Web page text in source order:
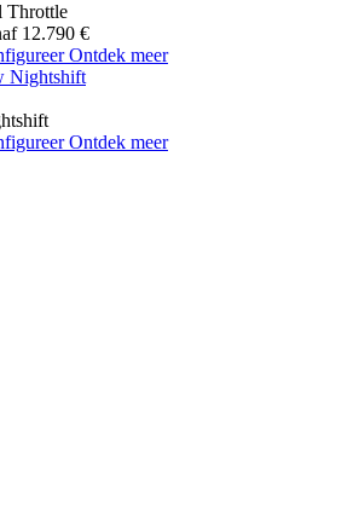
Throttle
12.790 €
Ontdek meer
Nightshift
Ontdek meer